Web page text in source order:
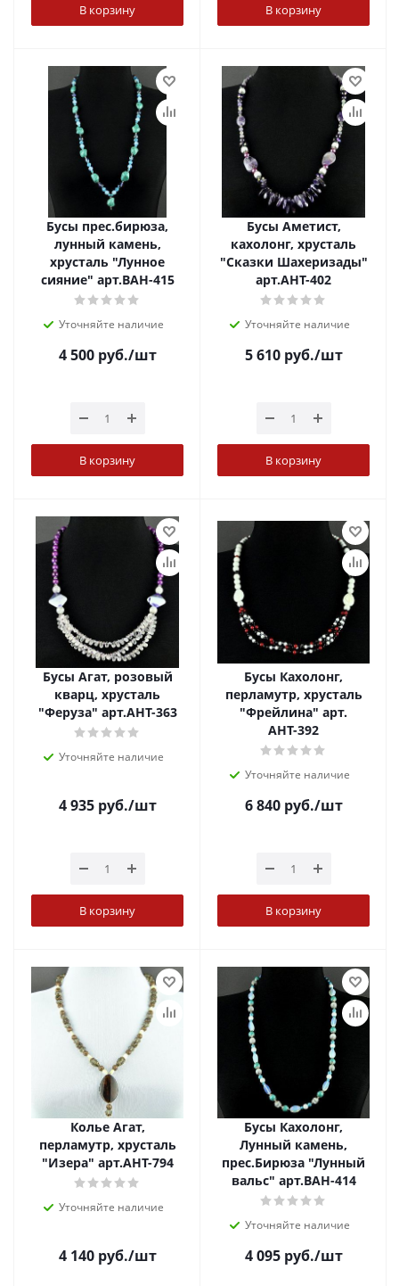
В корзину В корзину
Бусы прес.бирюза,
лунный камень,
хрусталь "Лунное
сияние" арт.ВАН-415
Уточняйте наличие
4 500руб./шт
В корзину
Бусы Аметист,
кахолонг, хрусталь
"Сказки Шахеризады"
арт.АНТ-402
Уточняйте наличие
5 610руб./шт
В корзину
Бусы Агат, розовый
кварц, хрусталь
"Феруза" арт.АНТ-363
Уточняйте наличие
4 935руб./шт
В корзину
Бусы Кахолонг,
перламутр, хрусталь
"Фрейлина" арт.
АНТ-392
Уточняйте наличие
6 840руб./шт
В корзину
Колье Агат,
перламутр, хрусталь
"Изера" арт.АНТ-794
Уточняйте наличие
4 140руб./шт
Бусы Кахолонг,
Лунный камень,
прес.Бирюза "Лунный
вальс" арт.ВАН-414
Уточняйте наличие
4 095руб./шт